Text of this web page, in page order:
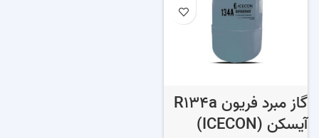
گاز مبرد فریون R134a
آیسکن (ICECON)